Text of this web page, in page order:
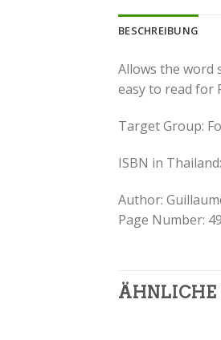
BESCHREIBUNG
Allows the word
easy to read for
Target Group:
ISBN in
Author:
Page Number:
ÄHNLICHE